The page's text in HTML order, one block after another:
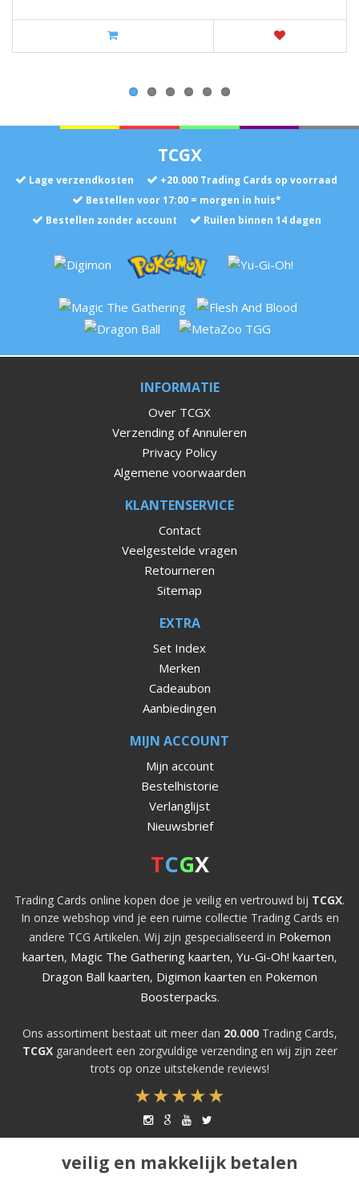
TCGX
Lage verzendkosten +20.000 Trading Cards op voorraad
Bestellen voor 17:00 = morgen in huis*
Bestellen zonder account
Ruilen binnen 14 dagen
INFORMATIE
Over TCGX
Verzending of Annuleren
Privacy Policy
Algemene voorwaarden
KLANTENSERVICE
Contact
Veelgestelde vragen
Retourneren
Sitemap
EXTRA
Set Index
Merken
Cadeaubon
Aanbiedingen
MIJN ACCOUNT
Mijn account
Bestelhistorie
Verlanglijst
Nieuwsbrief
TCGX
Trading Cards online kopen doe je veilig en vertrouwd bij TCGX.
In onze webshop vind je een ruime collectie Trading Cards en
andere TCG Artikelen. Wij zijn gespecialiseerd in Pokemon
kaarten, Magic The Gathering kaarten, Yu-Gi-Oh! kaarten,
Dragon Ball kaarten, Digimon kaarten en Pokemon
Boosterpacks.
Ons assortiment bestaat uit meer dan 20.000Trading Cards,
TCGXgarandeert een zorgvuldige verzending en wij zijn zeer
trots op onze uitstekende reviews!
veilig en makkelijk betalen